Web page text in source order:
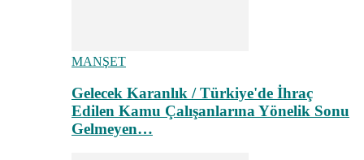
MANŞET
Gelecek Karanlık / Türkiye'de İhraç
Edilen Kamu Çalışanlarına Yönelik Sonu
Gelmeyen…